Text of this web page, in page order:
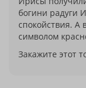
богини радуги
спокойствия. А
символом
Закажите этот